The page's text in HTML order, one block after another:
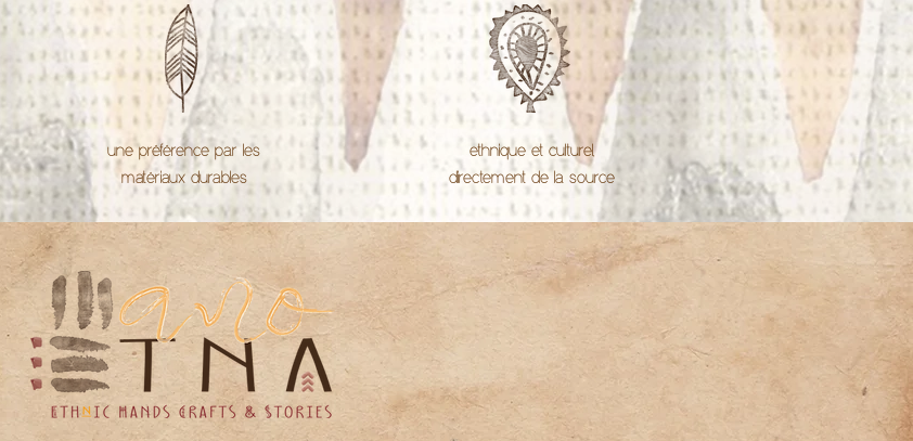
une préférence par les
matériaux durables
ethnique et culturel,
directement de la source